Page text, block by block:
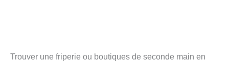
Trouver une friperie ou boutiques de seconde main en